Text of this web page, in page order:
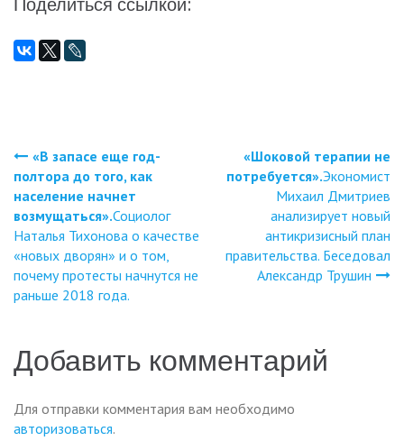
Поделиться ссылкой:
Навигация
по
записям
«В запасе еще год-
полтора до того, как
население начнет
возмущаться».Социолог
Наталья Тихонова о качестве
«новых дворян» и о том,
почему протесты начнутся не
раньше 2018 года.
«Шоковой терапии не
потребуется».Экономист
Михаил Дмитриев
анализирует новый
антикризисный план
правительства. Беседовал
Александр Трушин
Добавить комментарий
Для отправки комментария вам необходимо
авторизоваться.